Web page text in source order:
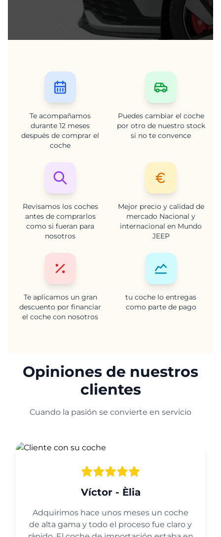
Te acompañamos
durante 12 meses
después de comprar el
coche
Puedes cambiar el coche
por otro de nuestro stock
si no te convence
Revisamos los coches
antes de comprarlos
como si fueran para
nosotros
Mejor precio y calidad de
mercado Nacional y
internacional en Mundo
JEEP
Te aplicamos un gran
descuento por financiar
el coche con nosotros
tu coche lo entregas
como parte de pago
Opiniones de nuestros
clientes
Cuando la pasión se convierte en servicio
Víctor - Èlia
Adquirimos hace unos meses un coche
de alta gama y todo el proceso fue claro y